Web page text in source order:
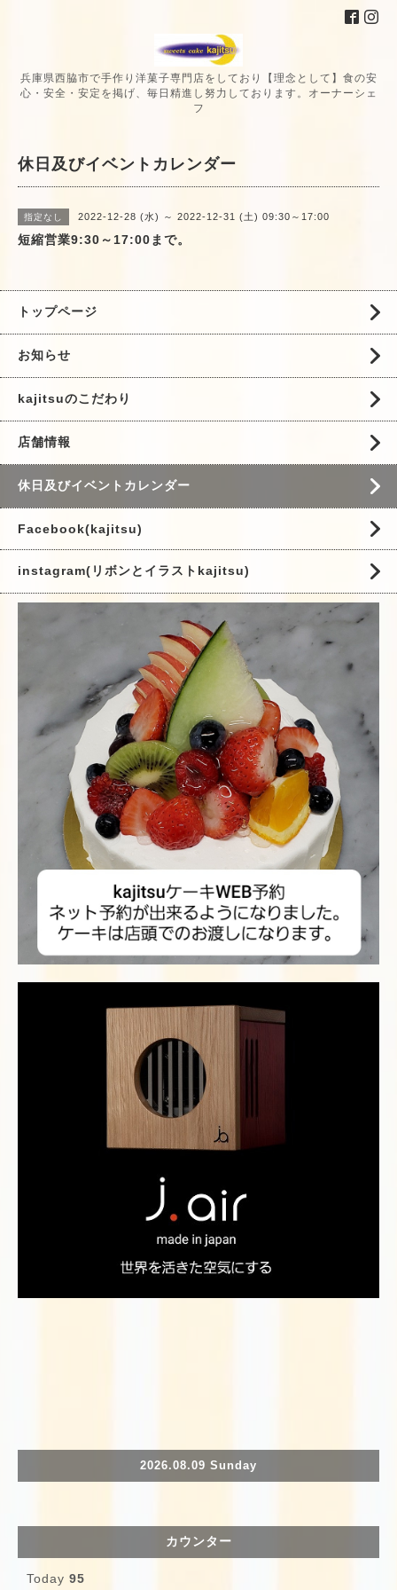
兵庫県西脇市で手作り洋菓子専門店をしており【理念として】食の安
心・安全・安定を掲げ、毎日精進し努力しております。オーナーシェ
フ
休日及びイベントカレンダー
指定なし 2022-12-28 (水) ～ 2022-12-31 (土) 09:30～17:00
短縮営業9:30～17:00まで。
トップページ
お知らせ
kajitsuのこだわり
店舗情報
休日及びイベントカレンダー
Facebook(kajitsu)
instagram(リボンとイラストkajitsu)
2026.08.09 Sunday
カウンター
Today 95